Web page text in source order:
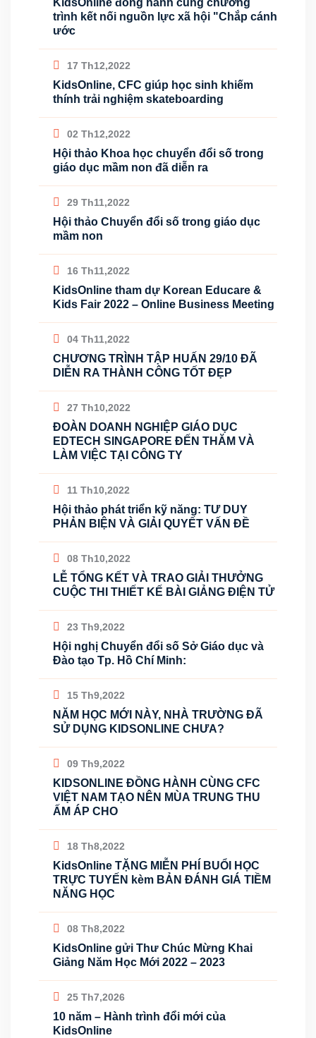
KidsOnline đồng hành cùng chương
trình kết nối nguồn lực xã hội "Chắp cánh
ước
17 Th12,2022
KidsOnline, CFC giúp học sinh khiếm
thính trải nghiệm skateboarding
02 Th12,2022
Hội thảo Khoa học chuyển đổi số trong
giáo dục mầm non đã diễn ra
29 Th11,2022
Hội thảo Chuyển đổi số trong giáo dục
mầm non
16 Th11,2022
KidsOnline tham dự Korean Educare &
Kids Fair 2022 – Online Business Meeting
04 Th11,2022
CHƯƠNG TRÌNH TẬP HUẤN 29/10 ĐÃ
DIỄN RA THÀNH CÔNG TỐT ĐẸP
27 Th10,2022
ĐOÀN DOANH NGHIỆP GIÁO DỤC
EDTECH SINGAPORE ĐẾN THĂM VÀ
LÀM VIỆC TẠI CÔNG TY
11 Th10,2022
Hội thảo phát triển kỹ năng: TƯ DUY
PHẢN BIỆN VÀ GIẢI QUYẾT VẤN ĐỀ
08 Th10,2022
LỄ TỔNG KẾT VÀ TRAO GIẢI THƯỞNG
CUỘC THI THIẾT KẾ BÀI GIẢNG ĐIỆN TỬ
23 Th9,2022
Hội nghị Chuyển đổi số Sở Giáo dục và
Đào tạo Tp. Hồ Chí Minh:
15 Th9,2022
NĂM HỌC MỚI NÀY, NHÀ TRƯỜNG ĐÃ
SỬ DỤNG KIDSONLINE CHƯA?
09 Th9,2022
KIDSONLINE ĐỒNG HÀNH CÙNG CFC
VIỆT NAM TẠO NÊN MÙA TRUNG THU
ẤM ÁP CHO
18 Th8,2022
KidsOnline TẶNG MIỄN PHÍ BUỔI HỌC
TRỰC TUYẾN kèm BẢN ĐÁNH GIÁ TIỀM
NĂNG HỌC
08 Th8,2022
KidsOnline gửi Thư Chúc Mừng Khai
Giảng Năm Học Mới 2022 – 2023
25 Th7,2026
10 năm – Hành trình đổi mới của
KidsOnline